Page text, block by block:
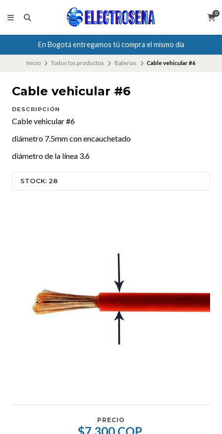
0
En Bogotá entregamos tú compra el mismo día
Inicio Todos los productos Baterias Cable vehicular #6
Cable vehicular #6
DESCRIPCIÓN
Cable vehicular #6
diámetro 7.5mm con encauchetado
diámetro de la línea 3.6
STOCK: 28
PRECIO
$7.300 COP